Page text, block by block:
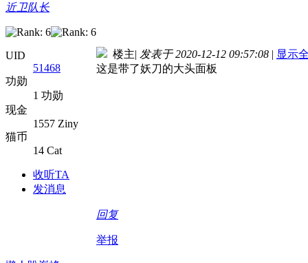
近卫队长
UID
51468
功勋
1 功勋
现金
1557 Ziny
猫币
14 Cat
收听TA
发消息
楼主| 发表于 2020-12-12 09:57:08 | 显示
这是带了妖刀的大头面板
回复
举报